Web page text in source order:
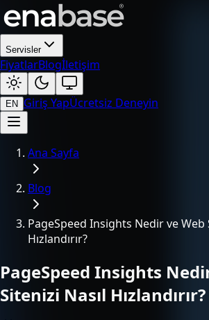
Servisler
FiyatlarBlogİletişim
EN Giriş YapÜcretsiz Deneyin
Ana Sayfa
Blog
PageSpeed Insights Nedir ve Web
Hızlandırır?
PageSpeed Insights
Sitenizi Nasıl Hızlandırır?